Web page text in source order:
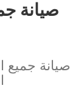
صيانة
صيانة جميع